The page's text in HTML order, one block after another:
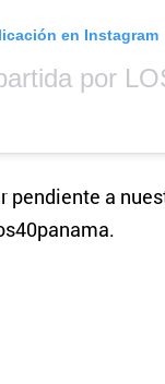
en Instagram
pendiente a